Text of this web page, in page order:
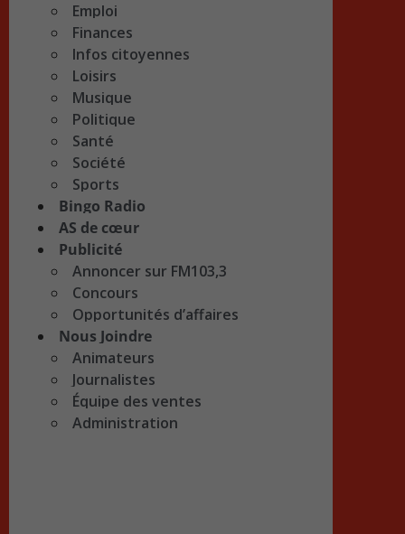
Emploi
Finances
Infos citoyennes
Loisirs
Musique
Politique
Santé
Société
Sports
Bingo Radio
AS de cœur
Publicité
Annoncer sur FM103,3
Concours
Opportunités d’affaires
Nous Joindre
Animateurs
Journalistes
Équipe des ventes
Administration